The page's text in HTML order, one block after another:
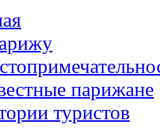
парижане
туристов